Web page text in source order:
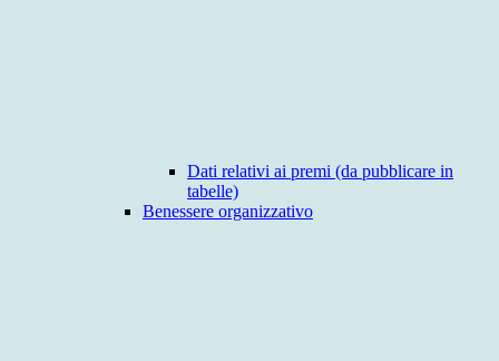
Dati relativi ai premi (da pubblicare in
tabelle)
Benessere organizzativo